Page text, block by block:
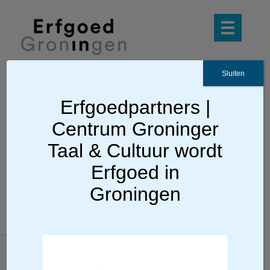
Ga terug
CBS De Borg, Haren
Erfgoedpartners |
Centrum Groninger
Taal & Cultuur wordt
Erfgoed in
Groningen
Sluiten